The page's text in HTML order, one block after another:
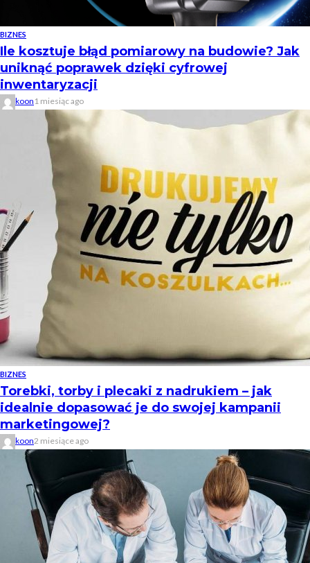
BIZNES
Ile kosztuje błąd pomiarowy na budowie? Jak
uniknąć poprawek dzięki cyfrowej
inwentaryzacji
koon 1 miesiąc ago
BIZNES
Torebki, torby i plecaki z nadrukiem – jak
idealnie dopasować je do swojej kampanii
marketingowej?
koon2 miesiące ago